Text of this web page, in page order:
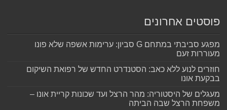
פוסטים אחרונים
מפגע סביבתי במתחם G סביון: ערימות אשפה שלא פונו
מעוררות זעם
חוזרים לנוע ללא כאב: הסטנדרט החדש של רפואת השיקום
בבקעת אונו
מעגלים של היסטוריה: מהר הרצל ועד שכונות קריית אונו –
משפחת הרצל שבה הביתה